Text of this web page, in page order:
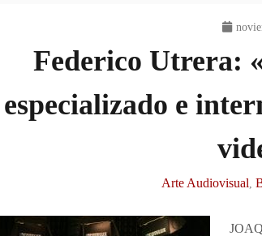
Federico Utrera:
especializado e
Arte Audiovisual